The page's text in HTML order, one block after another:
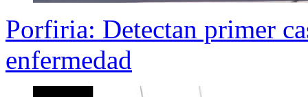
Porfiria: Detectan primer
enfermedad